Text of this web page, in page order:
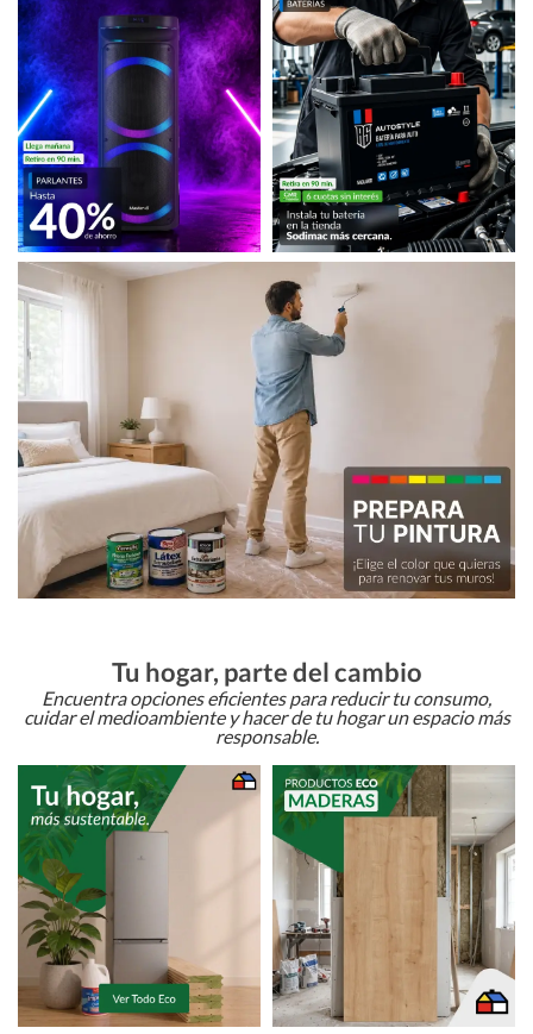
Tu hogar, parte del cambio
Encuentra opciones eficientes para reducir tu consumo,
cuidar el medioambiente y hacer de tu hogar un espacio más
responsable.